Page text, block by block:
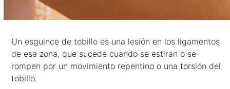
Un esguince de tobillo es una lesión en los ligamentos
de esa zona, que sucede cuando se estiran o se
rompen por un movimiento repentino o una torsión del
tobillo.